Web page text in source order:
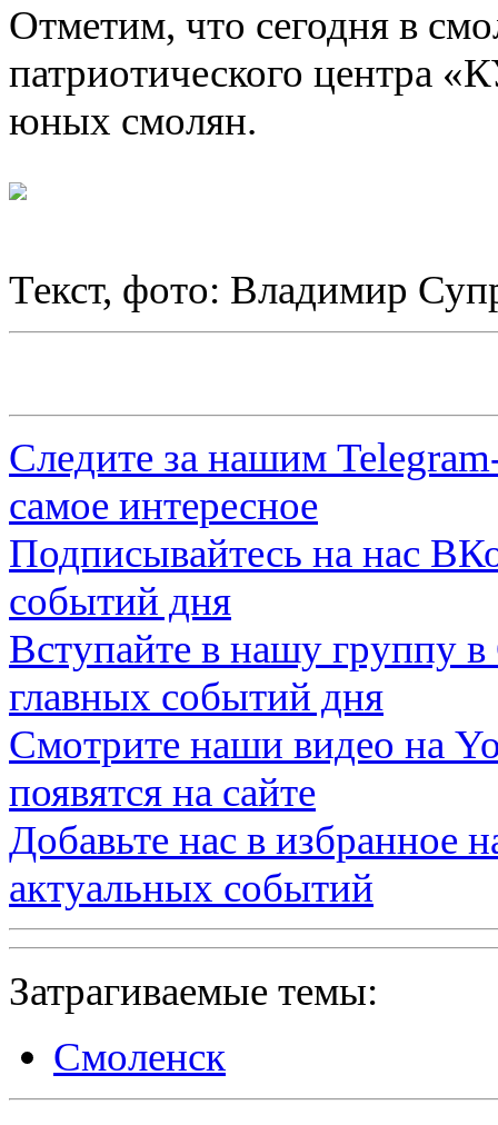
Отметим, что сегодня в
патриотического центра
юных смолян.
Текст, фото: Владимир
Следите за нашим
самое интересное
Подписывайтесь на нас
событий дня
Вступайте в нашу группу в
главных событий дня
Смотрите наши видео на
появятся на сайте
Добавьте нас в избранное
актуальных событий
Затрагиваемые темы:
Смоленск